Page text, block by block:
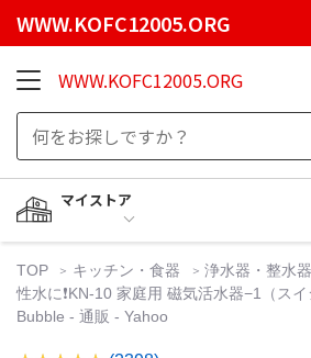
WWW.KOFC12005.ORG
WWW.KOFC12005.ORG
マイストア
TOP キッチン・食器 浄水器・整水器
性水に❗️KN-10 家庭用 磁気活水器−1（ス
Bubble - 通販 - Yahoo